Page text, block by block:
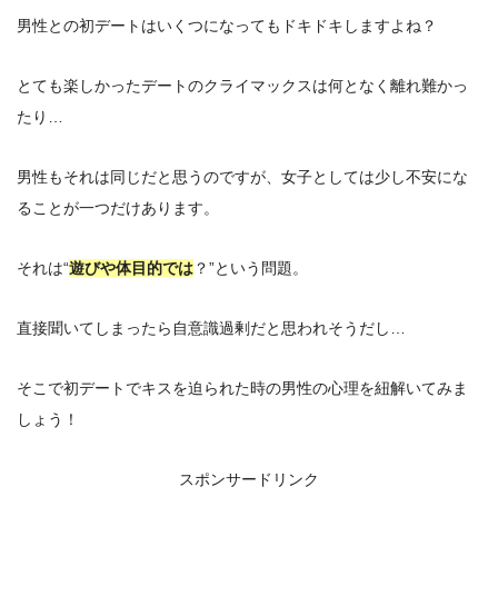
男性との初デートはいくつになってもドキドキしますよね？
とても楽しかったデートのクライマックスは何となく離れ難かっ
たり…
男性もそれは同じだと思うのですが、女子としては少し不安にな
ることが一つだけあります。
それは“遊びや体目的では ？”という問題。
直接聞いてしまったら自意識過剰だと思われそうだし…
そこで初デートでキスを迫られた時の男性の心理を紐解いてみま
しょう！
スポンサードリンク